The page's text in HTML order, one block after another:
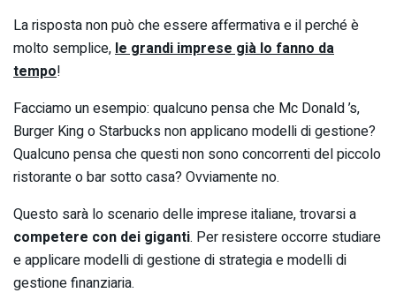
La risposta non può che essere affermativa e il perché è
molto semplice, le grandi imprese già lo fanno da
tempo!
Facciamo un esempio: qualcuno pensa che Mc Donald ’s,
Burger King o Starbucks non applicano modelli di gestione?
Qualcuno pensa che questi non sono concorrenti del piccolo
ristorante o bar sotto casa? Ovviamente no.
Questo sarà lo scenario delle imprese italiane, trovarsi a
competere con dei giganti. Per resistere occorre studiare
e applicare modelli di gestione di strategia e modelli di
gestione finanziaria.